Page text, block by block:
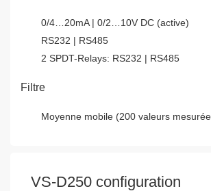
0/4…20mA | 0/2…10V DC (active)
RS232 | RS485
2 SPDT-Relays: RS232 | RS485
Filtre
Moyenne mobile (200 valeurs
VS-D250 configuration